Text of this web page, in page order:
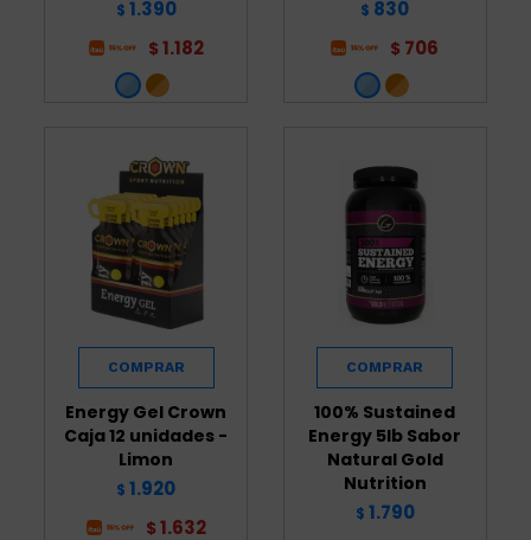
$ 1.390
$ 1.182
$ 830
$ 706
Energy Gel Crown
Caja 12 unidades -
Limon
$ 1.920
$ 1.632
100% Sustained
Energy 5lb Sabor
Natural Gold
Nutrition
$ 1.790